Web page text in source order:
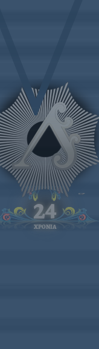
24
ΧΡΟΝΙΑ